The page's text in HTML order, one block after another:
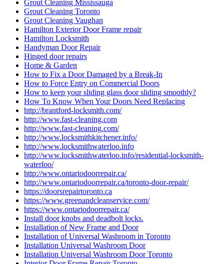
Grout Cleaning Mississauga
Grout Cleaning Toronto
Grout Cleaning Vaughan
Hamilton Exterior Door Frame repair
Hamilton Locksmith
Handyman Door Repair
Hinged door repairs
Home & Garden
How to Fix a Door Damaged by a Break-In
How to Force Entry on Commercial Doors
How to keep your sliding glass door sliding smoothly?
How To Know When Your Doors Need Replacing
http://brantford-locksmith.com/
http://www.fast-cleaning.com
http://www.fast-cleaning.com/
http://www.locksmithkitchener.info/
http://www.locksmithwaterloo.info
http://www.locksmithwaterloo.info/residential-locksmith-
waterloo/
http://www.ontariodoorrepair.ca/
http://www.ontariodoorrepair.ca/toronto-door-repair/
https://doorsrepairtoronto.ca
https://www.greenandcleanservice.com/
https://www.ontariodoorrepair.ca/
Install door knobs and deadbolt locks.
Installation of New Frame and Door
Installation of Universal Washroom in Toronto
Installation Universal Washroom Door
Installation Universal Washroom Door Toronto